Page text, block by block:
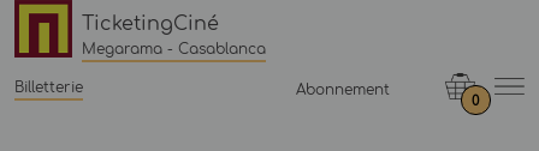
TicketingCiné
Megarama - Casablanca
Billetterie Abonnement
0